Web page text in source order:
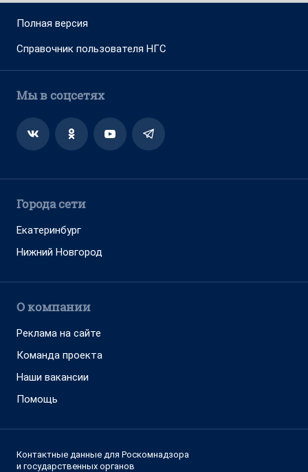
Полная версия
Справочник пользователя НГС
Мы в соцсетях
Города сети
Екатеринбург
Нижний Новгород
О компании
Реклама на сайте
Команда проекта
Наши вакансии
Помощь
Контактные данные для Роскомнадзора
и государственных органов